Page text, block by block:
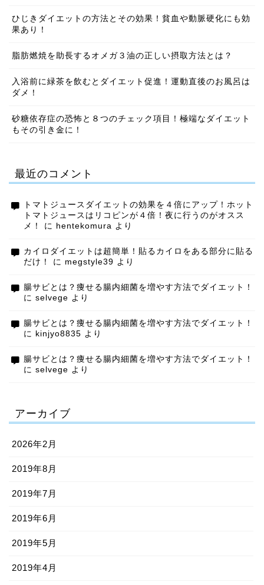
ひじきダイエットの方法とその効果！貧血や動脈硬化にも効
果あり！
脂肪燃焼を助長するオメガ３油の正しい摂取方法とは？
入浴前に緑茶を飲むとダイエット促進！運動直後のお風呂は
ダメ！
砂糖依存症の恐怖と８つのチェック項目！極端なダイエット
もその引き金に！
最近のコメント
トマトジュースダイエットの効果を４倍にアップ！ホット
トマトジュースはリコピンが４倍！夜に行うのがオスス
メ！
に hentekomura より
カイロダイエットは超簡単！貼るカイロをある部分に貼る
だけ！
に megstyle39 より
腸サビとは？痩せる腸内細菌を増やす方法でダイエット！
に selvege より
腸サビとは？痩せる腸内細菌を増やす方法でダイエット！
に
kinjyo8835 より
腸サビとは？痩せる腸内細菌を増やす方法でダイエット！
に selvege より
アーカイブ
2026年2月
2019年8月
2019年7月
2019年6月
2019年5月
2019年4月